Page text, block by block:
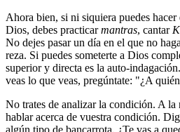
Ahora bien, si ni siquiera puedes hacer
Dios, debes practicarmantras, cantar
No dejes pasar un día en el que no
reza. Si puedes someterte a Dios
superior y directa es la auto-
veas lo que veas, pregúntate: "¿A
No trates de analizar la condición. A la
hablar acerca de vuestra condición.
algún tipo de bancarrota. ¿Te vas a